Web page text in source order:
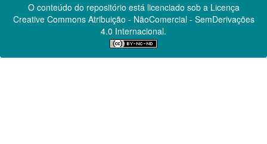
O conteúdo do repositório está licenciado sob a Licença
Creative CommonsAtribuição - NãoComercial - SemDerivações
4.0 Internacional.